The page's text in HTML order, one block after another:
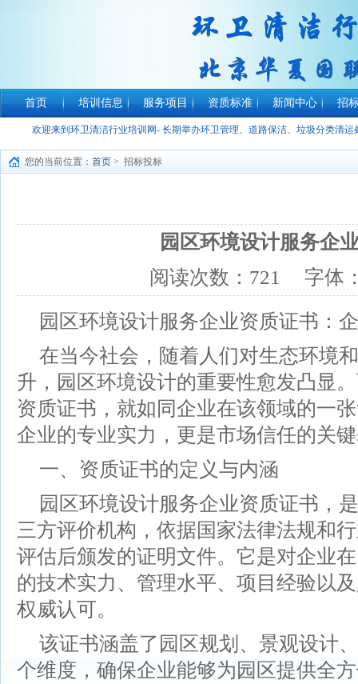
首页 培训信息 服务项目 资质标准 新闻中心 招
欢迎来到环卫清洁行业培训网- 长期举办环卫管理、道路保洁、垃圾分类清
您的当前位置： 首页 > 招标投标
园区环境设计服务企
阅读次数： 721
字体
园区环境设计服务企业资质证书：
在当今社会，随着人们对生态环境
升，园区环境设计的重要性愈发凸显
资质证书，就如同企业在该领域的一
企业的专业实力，更是市场信任的关
一、资质证书的定义与内涵
园区环境设计服务企业资质证书，
三方评价机构，依据国家法律法规和
评估后颁发的证明文件。它是对企业
的技术实力、管理水平、项目经验以
权威认可。
该证书涵盖了园区规划、景观设计
个维度，确保企业能够为园区提供全